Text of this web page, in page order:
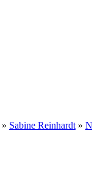
» Sabine Reinhardt »